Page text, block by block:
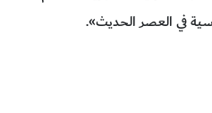
في العصر الحديث».